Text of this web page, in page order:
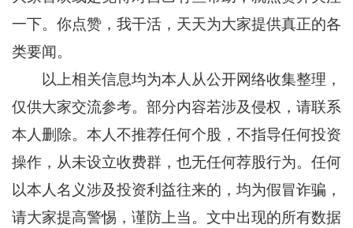
一下。你点赞，我干活，天天为大家提供真正的各
类要闻。
以上相关信息均为本人从公开网络收集整理，
仅供大家交流参考。部分内容若涉及侵权，请联系
本人删除。本人不推荐任何个股，不指导任何投资
操作，从未设立收费群，也无任何荐股行为。任何
以本人名义涉及投资利益往来的，均为假冒诈骗，
请大家提高警惕，谨防上当。文中出现的所有数据